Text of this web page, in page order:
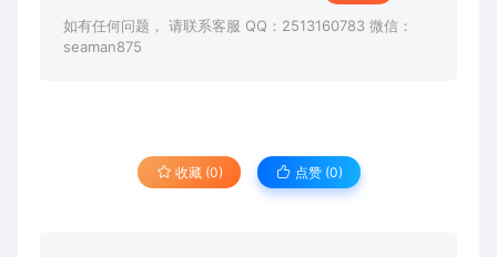
如有任何问题， 请联系客服 QQ：2513160783 微信：
seaman875
收藏 (0) 点赞 (0)